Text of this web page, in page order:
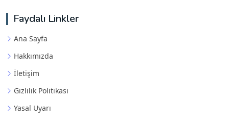
Faydalı Linkler
Ana Sayfa
Hakkımızda
İletişim
Gizlilik Politikası
Yasal Uyarı